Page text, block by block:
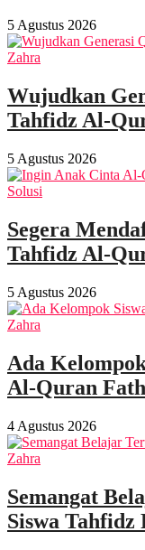
5 Agustus 2026
Wujudkan
Tahfidz Al-
5 Agustus 2026
Segera
Tahfidz Al-
5 Agustus 2026
Ada
Al-Quran
4 Agustus 2026
Semangat
Siswa